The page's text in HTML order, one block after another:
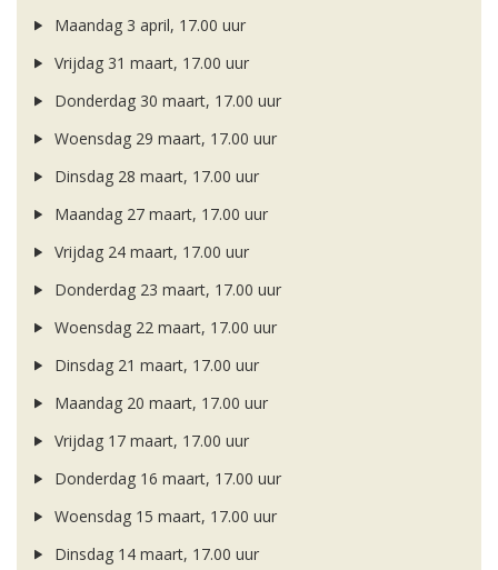
Maandag 3 april, 17.00 uur
Vrijdag 31 maart, 17.00 uur
Donderdag 30 maart, 17.00 uur
Woensdag 29 maart, 17.00 uur
Dinsdag 28 maart, 17.00 uur
Maandag 27 maart, 17.00 uur
Vrijdag 24 maart, 17.00 uur
Donderdag 23 maart, 17.00 uur
Woensdag 22 maart, 17.00 uur
Dinsdag 21 maart, 17.00 uur
Maandag 20 maart, 17.00 uur
Vrijdag 17 maart, 17.00 uur
Donderdag 16 maart, 17.00 uur
Woensdag 15 maart, 17.00 uur
Dinsdag 14 maart, 17.00 uur